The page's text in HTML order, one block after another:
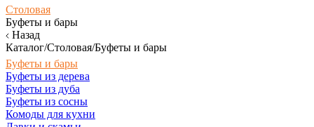
Столовая
Буфеты и бары
Назад
Каталог/Столовая/Буфеты и бары
Буфеты и бары
Буфеты из дерева
Буфеты из дуба
Буфеты из сосны
Комоды для кухни